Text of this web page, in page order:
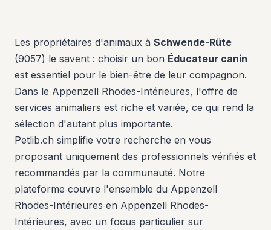
Les propriétaires d'animaux à Schwende-Rüte
(9057) le savent : choisir un bon Éducateur canin
est essentiel pour le bien-être de leur compagnon.
Dans le Appenzell Rhodes-Intérieures, l'offre de
services animaliers est riche et variée, ce qui rend la
sélection d'autant plus importante.
Petlib.ch simplifie votre recherche en vous
proposant uniquement des professionnels vérifiés et
recommandés par la communauté. Notre
plateforme couvre l'ensemble du Appenzell
Rhodes-Intérieures en Appenzell Rhodes-
Intérieures, avec un focus particulier sur